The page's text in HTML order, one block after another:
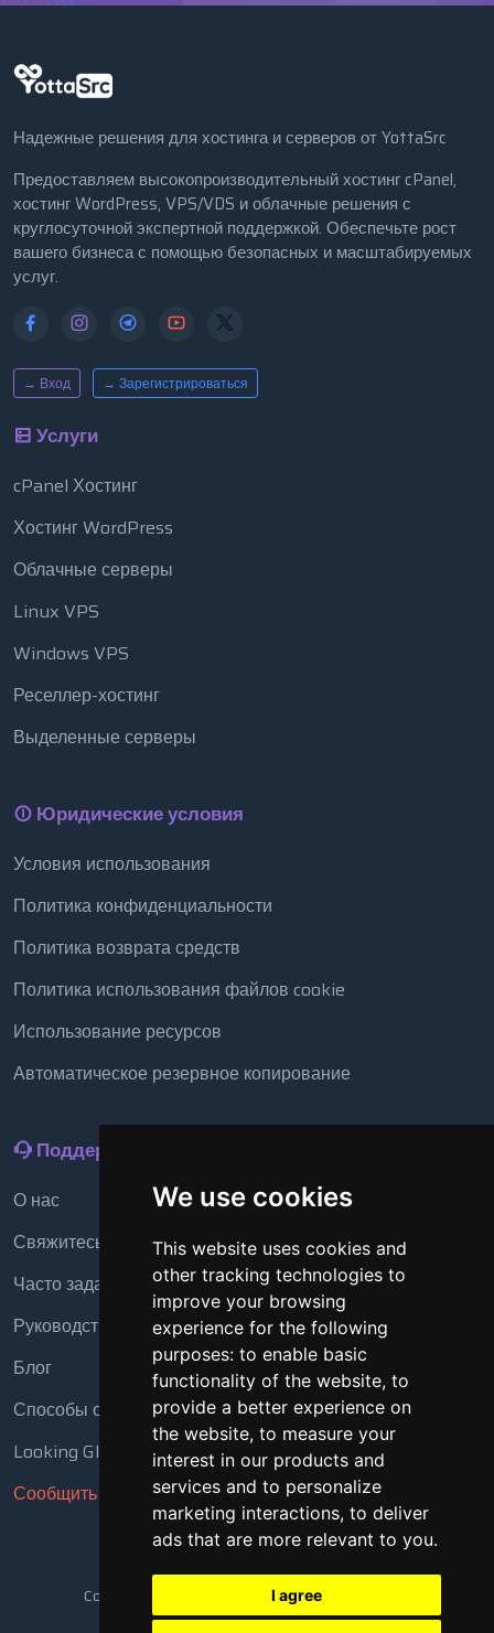
We use cookies
This website uses cookies and
other tracking technologies to
improve your browsing
experience for the following
purposes: to enable basic
functionality of the website, to
provide a better experience on
the website, to measure your
interest in our products and
services and to personalize
marketing interactions, to deliver
ads that are more relevant to you.
I agree
Надежные решения для хостинга и серверов от YottaSrc
Предоставляем высокопроизводительный хостинг cPanel,
хостинг WordPress, VPS/VDS и облачные решения с
круглосуточной экспертной поддержкой. Обеспечьте рост
вашего бизнеса с помощью безопасных и масштабируемых
услуг.
→ Вход → Зарегистрироваться
Услуги
cPanel Хостинг
Хостинг WordPress
Облачные серверы
Linux VPS
Windows VPS
Реселлер-хостинг
Выделенные серверы
Юридические условия
Условия использования
Политика конфиденциальности
Политика возврата средств
Политика использования файлов cookie
Использование ресурсов
Автоматическое резервное копирование
Поддержка
О нас
Свяжитесь с нами
Часто задаваемые вопросы
Руководство
Блог
Способы оплаты
Looking Glass
Сообщить о нарушении
Copyright © 2018 - 2026 Все права защищены